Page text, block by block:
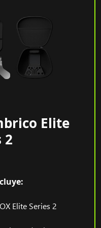
Elite
2
Elite Series 2